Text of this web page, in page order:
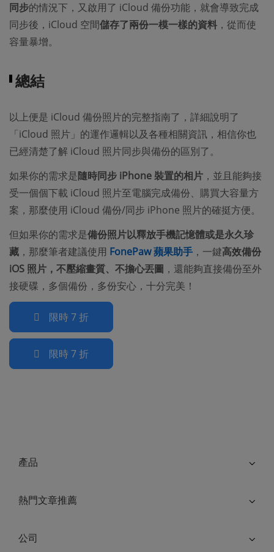
同步的情況下，又啟用了 iCloud 備份功能，就會導致完成
同步後，iCloud 空間儲存了兩份一模一樣的資料 ，從而使
容量暴增。
總結
以上便是 iCloud 備份照片的完整指南了，詳細說明了
「iCloud 照片」的運作邏輯以及各種相關資訊，相信你也
已經清楚了解 iCloud 照片同步與備份的區別了。
如果你的需求是隨時同步 iPhone 裝置的相片 ，並且能夠接
受一個個下載 iCloud 照片至電腦完成備份、購買大容量方
案，那麼使用 iCloud 備份/同步 iPhone 照片的確挺方便。
但如果你的需求是備份照片以釋放手機記憶體或是永久珍
藏 ，那麼筆者建議使用 FonePaw 蘋果助手 ，一鍵高效備份
iOS 照片，不壓縮畫質、不擔心丟圖 ，還能夠直接備份至外
接硬碟，多個備份，多份安心，十分完美！
限時 7 折
限時 7 折
產品
熱門文章推薦
公司